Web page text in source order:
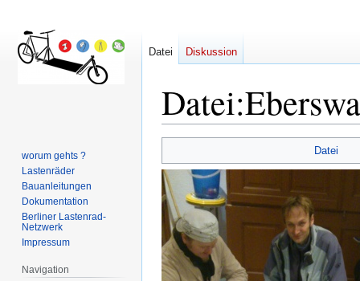
Datei:
Navigation
springen
Suche
springen
Datei
Datei Diskussion
worum gehts ?
Lastenräder
Bauanleitungen
Dokumentation
Berliner Lastenrad-
Netzwerk
Impressum
Navigation